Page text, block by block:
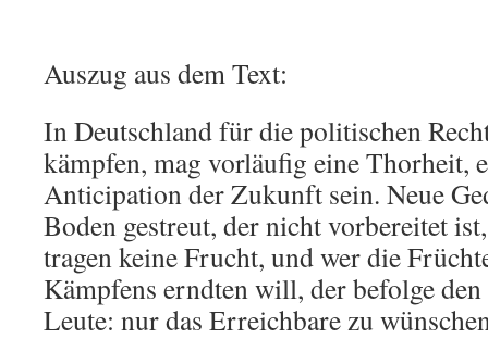
Auszug aus dem Text:
In Deutschland für die politischen
kämpfen, mag vorläufig eine Thorheit,
Anticipation der Zukunft sein. Neue
Boden gestreut, der nicht vorbereitet
tragen keine Frucht, und wer die
Kämpfens erndten will, der befolge
Leute: nur das Erreichbare zu